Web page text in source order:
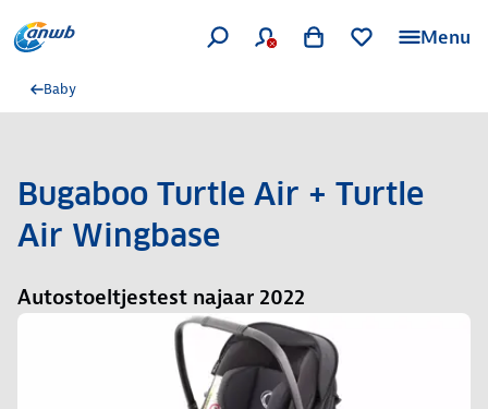
Menu
Baby
Bugaboo Turtle Air + Turtle
Air Wingbase
Autostoeltjestest najaar 2022